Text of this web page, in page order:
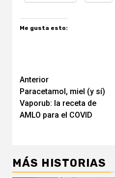
Me gusta esto:
Navegación
de
entradas
Anterior
Paracetamol, miel (y sí)
Vaporub: la receta de
AMLO para el COVID
MÁS HISTORIAS